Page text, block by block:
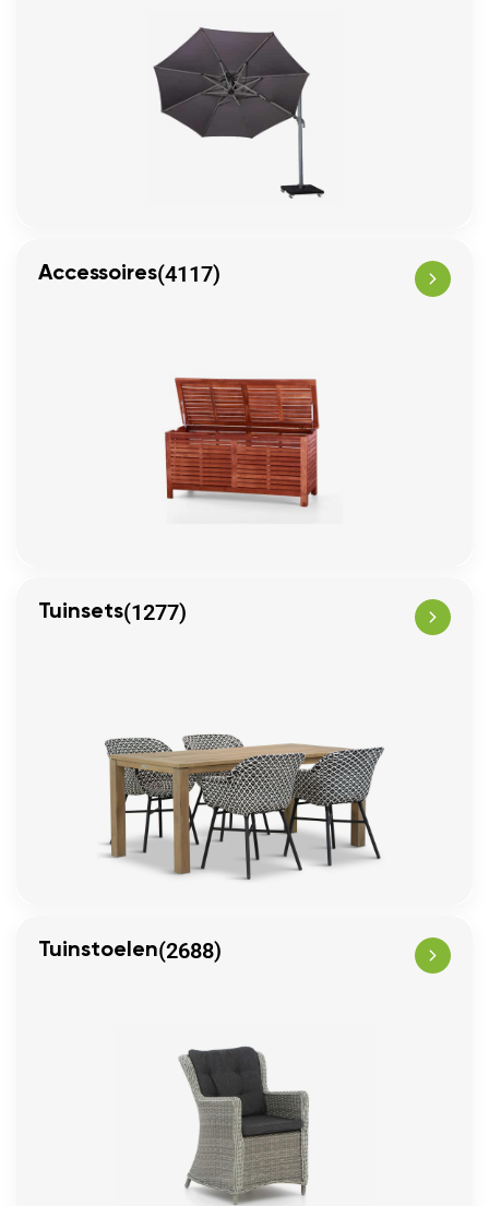
Accessoires(4117)
Tuinsets(1277)
Tuinstoelen(2688)